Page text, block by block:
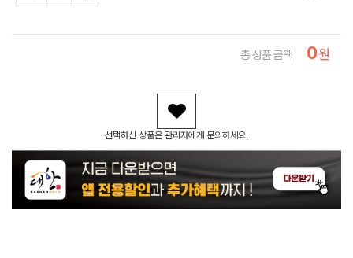
총 상품 금액 0원
선택하신 상품은 관리자에게 문의하세요.